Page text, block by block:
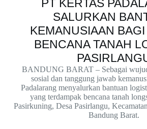
PT KERTAS
SALURKAN
KEMANUSIAAN
BENCANA TANAH
BANDUNG BARAT – Sebagai
sosial dan tanggung jawab
Padalarang menyalurkan bantuan
yang terdampak bencana tanah
Pasirkuning, Desa Pasirlangu,
Bandung Barat.